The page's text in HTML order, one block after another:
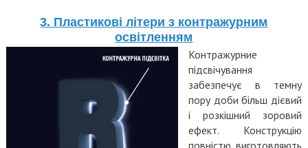
3. Пластикові літери з контражурним
освітленням
Контражурние
підсвічування
забезпечує в темну
пору доби більш дієвий
і розкішний зоровий
ефект. Конструкцію